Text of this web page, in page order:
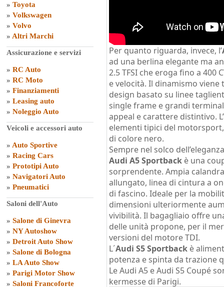
» Toyota
» Volkswagen
» Volvo
» Altri Marchi
Assicurazione e servizi
» RC Auto
» RC Moto
» Finanziamenti
» Leasing auto
» Noleggio Auto
Veicoli e accessori auto
» Auto Sportive
» Racing Cars
» Prototipi Auto
» Navigatori Auto
» Pneumatici
Saloni dell'Auto
» Salone di Ginevra
» NY Autoshow
» Detroit Auto Show
» Salone di Bologna
» LA Auto Show
» Parigi Motor Show
» Saloni Francoforte
Per quanto riguarda, invece, l’
ad una berlina elegante ma
2.5 TFSI che eroga fino a 400
e velocità. Il dinamismo
design basato su linee
single frame e grandi
appeal e carattere distintivo.
elementi tipici del
di colore nero.
Sempre nel solco
Audi A5 Sportback è una
sorprendente. Ampia
allungato, linea di cintura a
di fascino. Ideale per la
dimensioni ulteriormente
vivibilità. Il bagagliaio offre
delle unità propone, per il
versioni del motore TDI.
L´Audi S5 Sportback è
potenza e spinta da trazione
Le Audi A5 e Audi S5 Coupé
kermesse di Parigi.